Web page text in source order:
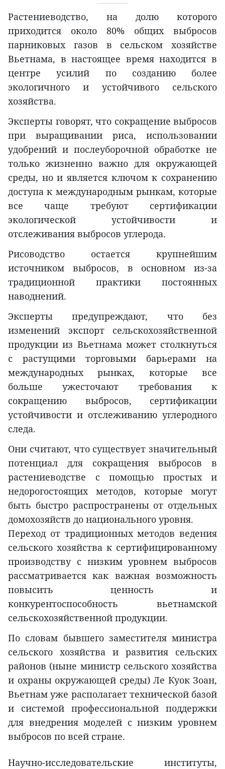
Растениеводство, на долю которого
приходится около 80% общих выбросов
парниковых газов в сельском хозяйстве
Вьетнама, в настоящее время находится в
центре усилий по созданию более
экологичного и устойчивого сельского
хозяйства.
Эксперты говорят, что сокращение выбросов
при выращивании риса, использовании
удобрений и послеуборочной обработке не
только жизненно важно для окружающей
среды, но и является ключом к сохранению
доступа к международным рынкам, которые
все чаще требуют сертификации
экологической устойчивости и
отслеживания выбросов углерода.
Рисоводство остается крупнейшим
источником выбросов, в основном из-за
традиционной практики постоянных
наводнений.
Эксперты предупреждают, что без
изменений экспорт сельскохозяйственной
продукции из Вьетнама может столкнуться
с растущими торговыми барьерами на
международных рынках, которые все
больше ужесточают требования к
сокращению выбросов, сертификации
устойчивости и отслеживанию углеродного
следа.
Они считают, что существует значительный
потенциал для сокращения выбросов в
растениеводстве с помощью простых и
недорогостоящих методов, которые могут
быть быстро распространены от отдельных
домохозяйств до национального уровня.
Переход от традиционных методов ведения
сельского хозяйства к сертифицированному
производству с низким уровнем выбросов
рассматривается как важная возможность
повысить ценность и
конкурентоспособность вьетнамской
сельскохозяйственной продукции.
По словам бывшего заместителя министра
сельского хозяйства и развития сельских
районов (ныне министр сельского хозяйства
и охраны окружающей среды) Ле Куок Зоан,
Вьетнам уже располагает технической базой
и системой профессиональной поддержки
для внедрения моделей с низким уровнем
выбросов по всей стране.
Научно-исследовательские институты,